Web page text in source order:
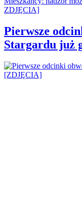
Pierwsze
Stargardu już